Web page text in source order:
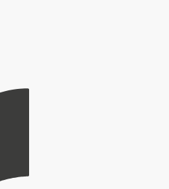
in den letzten Tagen und Wochen
Wir leben aber jetzt und